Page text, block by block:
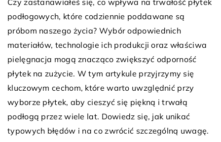
podłogowych, które codziennie poddawane są
próbom naszego życia? Wybór odpowiednich
materiałów, technologie ich produkcji oraz właściwa
pielęgnacja mogą znacząco zwiększyć odporność
płytek na zużycie. W tym artykule przyjrzymy się
kluczowym cechom, które warto uwzględnić przy
wyborze płytek, aby cieszyć się piękną i trwałą
podłogą przez wiele lat. Dowiedz się, jak unikać
typowych błędów i na co zwrócić szczególną uwagę.